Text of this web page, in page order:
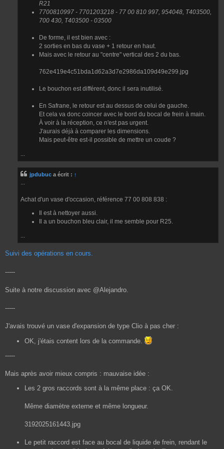
R21
7700810997 - 7701203218 - 77 00 810 997, 954048, T403500,
700 430, T403500 - 03500
De forme, il est bien avec :
2 sorties en bas du vase + 1 retour en haut.
Mais avec le retour au "centre" vertical des 2 du bas.
762e419e4c51bda1d62a3d7e2986da109d49e299.jpg
Le bouchon est différent, donc il sera inutilisé.
En Safrane, le retour est au dessus de celui de gauche.
Et cela va donc coincer avec le bord du bocal de frein à main.
À voir à la réception, ce n'est pas urgent.
J'aurais déjà à comparer les dimensions.
Mais peut-être est-il possible de mettre un coude ?
jpdubuc a écrit : ↑
...
Achat d'un vase d'occasion, référence 77 00 808 838 :
Il est à nettoyer aussi.
Il a un bouchon bleu clair, il me semble pour R25.
...
Suivi des opérations en cours.
-----
Suite à notre discussion avec @Alejandro.
-----
J'avais trouvé un vase d'expansion de type Clio à pas cher :
OK, j'étais content lors de la commande.
-----
Mais après avoir mieux compris : mauvaise idée :
Les 2 gros raccords sont à la même place : ça OK.
Même diamètre externe et même longueur.
3192025161443.jpg
Le petit raccord est face au bocal de liquide de frein, rendant le